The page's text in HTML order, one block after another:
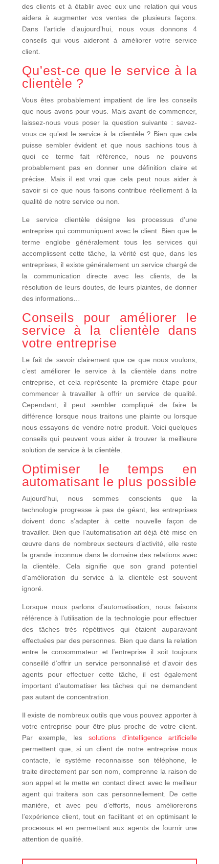
des clients et à établir avec eux une relation qui vous
aidera à augmenter vos ventes de plusieurs façons.
Dans l’article d’aujourd’hui, nous vous donnons 4
conseils qui vous aideront à améliorer votre service
client.
Qu’est-ce que le service à la
clientèle ?
Vous êtes probablement impatient de lire les conseils
que nous avons pour vous. Mais avant de commencer,
laissez-nous vous poser la question suivante : savez-
vous ce qu’est le service à la clientèle ? Bien que cela
puisse sembler évident et que nous sachions tous à
quoi ce terme fait référence, nous ne pouvons
probablement pas en donner une définition claire et
précise. Mais il est vrai que cela peut nous aider à
savoir si ce que nous faisons contribue réellement à la
qualité de notre service ou non.
Le service clientèle désigne les processus d’une
entreprise qui communiquent avec le client. Bien que le
terme englobe généralement tous les services qui
accomplissent cette tâche, la vérité est que, dans les
entreprises, il existe généralement un service chargé de
la communication directe avec les clients, de la
résolution de leurs doutes, de leurs plaintes, de donner
des informations…
Conseils pour améliorer le
service à la clientèle dans
votre entreprise
Le fait de savoir clairement que ce que nous voulons,
c’est améliorer le service à la clientèle dans notre
entreprise, et cela représente la première étape pour
commencer à travailler à offrir un service de qualité.
Cependant, il peut sembler compliqué de faire la
différence lorsque nous traitons une plainte ou lorsque
nous essayons de vendre notre produit. Voici quelques
conseils qui peuvent vous aider à trouver la meilleure
solution de service à la clientèle.
Optimiser le temps en
automatisant le plus possible
Aujourd’hui, nous sommes conscients que la
technologie progresse à pas de géant, les entreprises
doivent donc s’adapter à cette nouvelle façon de
travailler. Bien que l’automatisation ait déjà été mise en
œuvre dans de nombreux secteurs d’activité, elle reste
la grande inconnue dans le domaine des relations avec
la clientèle. Cela signifie que son grand potentiel
d’amélioration du service à la clientèle est souvent
ignoré.
Lorsque nous parlons d’automatisation, nous faisons
référence à l’utilisation de la technologie pour effectuer
des tâches très répétitives qui étaient auparavant
effectuées par des personnes. Bien que dans la relation
entre le consommateur et l’entreprise il soit toujours
conseillé d’offrir un service personnalisé et d’avoir des
agents pour effectuer cette tâche, il est également
important d’automatiser les tâches qui ne demandent
pas autant de concentration.
Il existe de nombreux outils que vous pouvez apporter à
votre entreprise pour être plus proche de votre client.
Par exemple, les solutions d’intelligence artificielle
permettent que, si un client de notre entreprise nous
contacte, le système reconnaisse son téléphone, le
traite directement par son nom, comprenne la raison de
son appel et le mette en contact direct avec le meilleur
agent qui traitera son cas personnellement. De cette
manière, et avec peu d’efforts, nous améliorerons
l’expérience client, tout en facilitant et en optimisant le
processus et en permettant aux agents de fournir une
attention de qualité.